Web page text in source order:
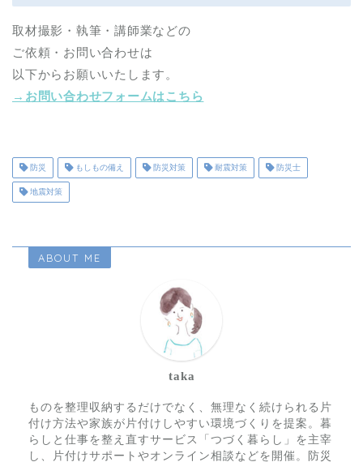
取材撮影・執筆・講師業などの
ご依頼・お問い合わせは
以下からお願いいたします。
→お問い合わせフォームはこちら
防災 もしもの備え 防災対策 耐震対策 防災士
地震対策
ABOUT ME
taka
ものを整理収納するだけでなく、無理なく続けられる片
付け方法や家族が片付けしやすい環境づくりを提案。暮
らしと仕事を整え直すサービス「つづく暮らし」を主宰
し、片付けサポートやオンライン相談などを開催。防災